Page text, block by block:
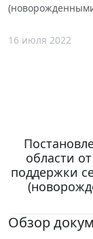
16 июля 2022
области
поддержки
Обзор